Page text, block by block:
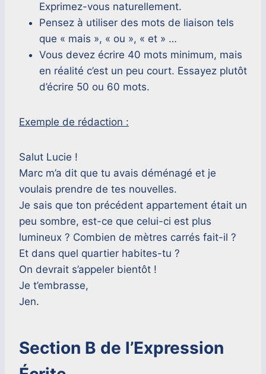
Exprimez-vous naturellement.
Pensez à utiliser des mots de liaison tels
que « mais », « ou », « et » …
Vous devez écrire 40 mots minimum, mais
en réalité c’est un peu court. Essayez plutôt
d’écrire 50 ou 60 mots.
Exemple de rédaction :
Salut Lucie !
Marc m’a dit que tu avais déménagé et je
voulais prendre de tes nouvelles.
Je sais que ton précédent appartement était un
peu sombre, est-ce que celui-ci est plus
lumineux ? Combien de mètres carrés fait-il ?
Et dans quel quartier habites-tu ?
On devrait s’appeler bientôt !
Je t’embrasse,
Jen.
Section B de l’Expression